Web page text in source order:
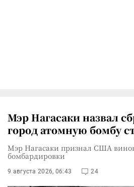
Мэр Нагасаки назвал
город атомную бомбу
Мэр Нагасаки признал США
бомбардировки
9 августа 2026, 06:43 24